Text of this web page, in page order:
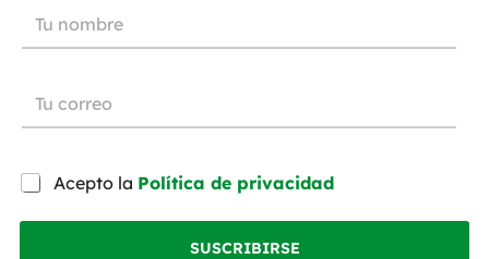
Acepto la Política de privacidad
SUSCRIBIRSE